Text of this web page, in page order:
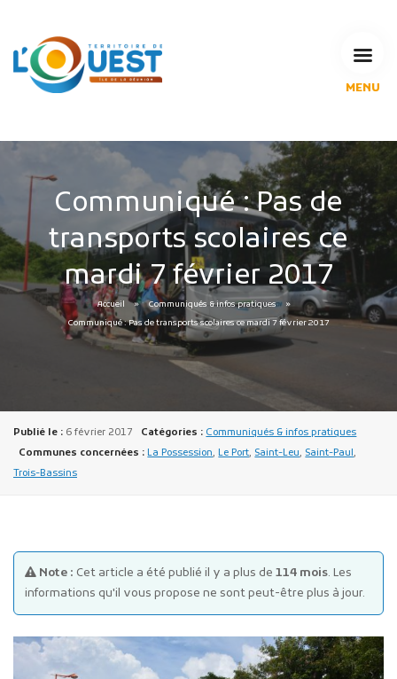
MENU
Espace Habitant
Espace Pro
Espace Pédagogique
RECHERCHE
CALENDRIERS DE COLLECTE
MES DÉMARCHES
Publicité des actes
Marchés publics
Projets financés par l'Europe
Plans d'accès
Communiqué : Pas de
transports scolaires ce
mardi 7 février 2017
Accueil
Communiqués & infos pratiques
Communiqué : Pas de transports scolaires ce mardi 7 février 2017
Publié le : 6 février 2017 Catégories : Communiqués & infos pratiques
Communes concernées : La Possession,Le Port, Saint-Leu, Saint-Paul,
Trois-Bassins
Note : Cet article a été publié il y a plus de 114 mois. Les
informations qu'il vous propose ne sont peut-être plus à jour.